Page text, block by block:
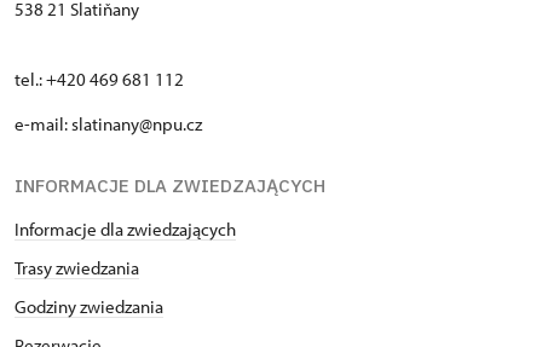
538 21 Slatiňany
tel.: +420 469 681 112
e-mail: slatinany@npu.cz
INFORMACJE DLA ZWIEDZAJĄCYCH
Informacje dla zwiedzających
Trasy zwiedzania
Godziny zwiedzania